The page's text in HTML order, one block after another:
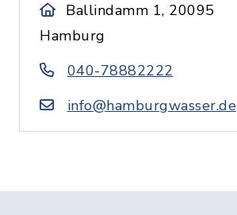
Ballindamm 1, 20095
Hamburg
040-78882222
info@hamburgwasser.de